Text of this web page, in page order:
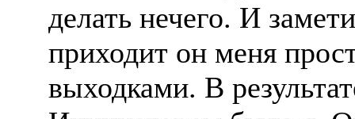
делать нечего. И
приходит он меня
выходками. В